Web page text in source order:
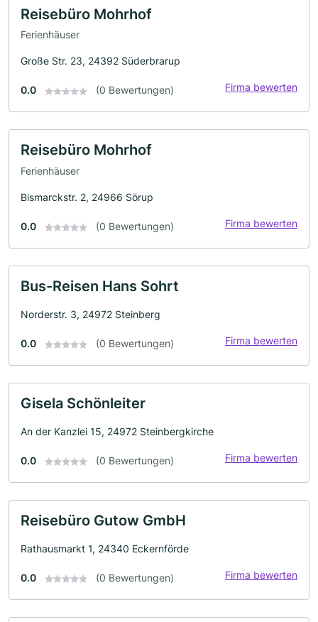
Reisebüro Mohrhof
Ferienhäuser
Große Str. 23, 24392 Süderbrarup
0.0 (0 Bewertungen) Firma bewerten
Reisebüro Mohrhof
Ferienhäuser
Bismarckstr. 2, 24966 Sörup
0.0 (0 Bewertungen) Firma bewerten
Bus-Reisen Hans Sohrt
Norderstr. 3, 24972 Steinberg
0.0 (0 Bewertungen) Firma bewerten
Gisela Schönleiter
An der Kanzlei 15, 24972 Steinbergkirche
0.0 (0 Bewertungen) Firma bewerten
Reisebüro Gutow GmbH
Rathausmarkt 1, 24340 Eckernförde
0.0 (0 Bewertungen) Firma bewerten